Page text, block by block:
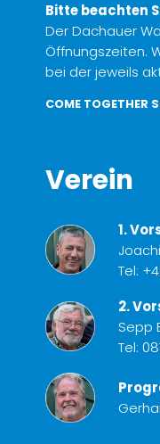
Bitte beachten
Der Dachauer
Öffnungszeiten.
bei der jeweils
COME TOGETHER
Verein
1.
Tel:
2.
Sepp
Tel: